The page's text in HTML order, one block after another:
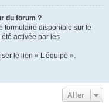
du forum ?
formulaire disponible sur le
activée par les
le lien « L’équipe ».
Aller